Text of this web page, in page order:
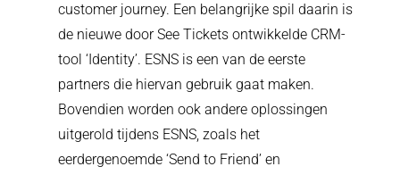
customer journey. Een belangrijke spil daarin is
de nieuwe door See Tickets ontwikkelde CRM-
tool ‘Identity’. ESNS is een van de eerste
partners die hiervan gebruik gaat maken.
Bovendien worden ook andere oplossingen
uitgerold tijdens ESNS, zoals het
eerdergenoemde ‘Send to Friend’ en